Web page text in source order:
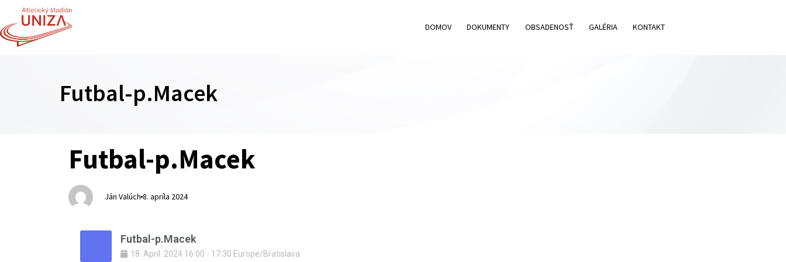
DOMOV DOKUMENTY OBSADENOSŤ GALÉRIA KONTAKT
Futbal-p.Macek
IN:
Futbal-p.Macek
Ján Valúch
on:
8. apríla 2024
Futbal-p.Macek
18 Apríl 2024 16:00 - 17:30 Europe/Bratislava